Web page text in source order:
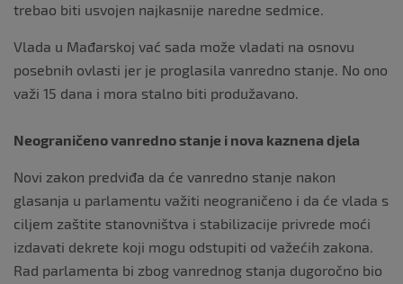
trebao biti usvojen najkasnije naredne sedmice.
Vlada u Mađarskoj vać sada može vladati na osnovu
posebnih ovlasti jer je proglasila vanredno stanje. No ono
važi 15 dana i mora stalno biti produžavano.
Neograničeno vanredno stanje i nova kaznena djela
Novi zakon predviđa da će vanredno stanje nakon
glasanja u parlamentu važiti neograničeno i da će vlada s
ciljem zaštite stanovništva i stabilizacije privrede moći
izdavati dekrete koji mogu odstupiti od važećih zakona.
Rad parlamenta bi zbog vanrednog stanja dugoročno bio